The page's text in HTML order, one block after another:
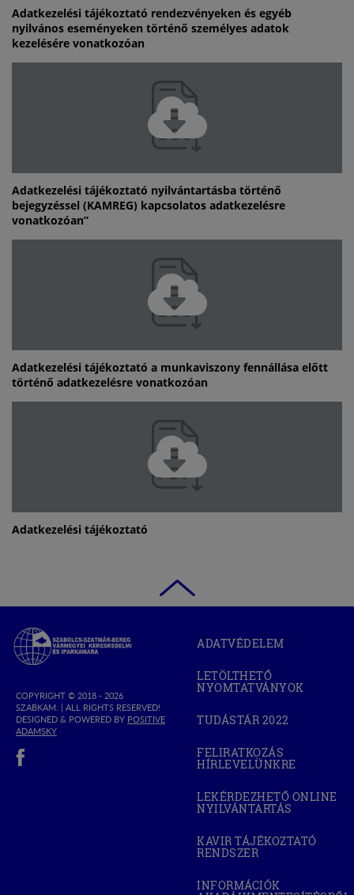
Adatkezelési tájékoztató rendezvényeken és egyéb
nyilvános eseményeken történő személyes adatok
kezelésére vonatkozóan
Adatkezelési tájékoztató nyilvántartásba történő
bejegyzéssel (KAMREG) kapcsolatos adatkezelésre
vonatkozóan”
Adatkezelési tájékoztató a munkaviszony fennállása előtt
történő adatkezelésre vonatkozóan
Adatkezelési tájékoztató
Szabolcs-
Szatmár-
Bereg
Kereskedelmi
és
Iparkamara
COPYRIGHT © 2018 - 2026
SZABKAM. | ALL RIGHTS RESERVED!
DESIGNED & POWERED BY POSITIVE
ADAMSKY(OPEN
ADATVÉDELEM
LETÖLTHETŐ
NYOMTATVÁNYOK
TUDÁSTÁR 2022
WINDOW)
FELIRATKOZÁS
HÍRLEVELÜNKRE
LEKÉRDEZHETŐ ONLINE
NYILVÁNTARTÁS
NEW
WINDOW)
KAVIR TÁJÉKOZTATÓ
RENDSZER(OPEN
NEW
INFORMÁCIÓK